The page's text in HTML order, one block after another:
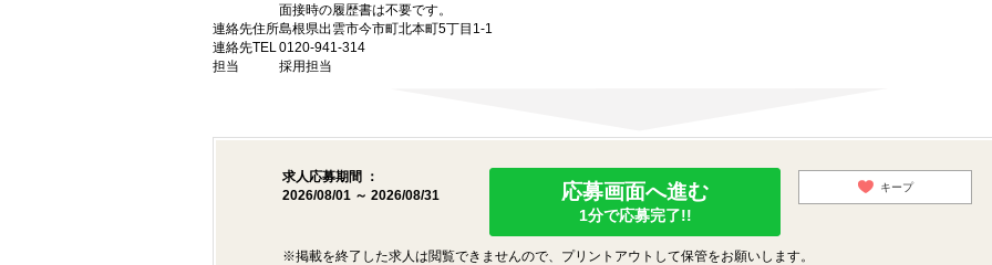
面接時の履歴書は不要です。
連絡先住所島根県出雲市今市町北本町5丁目1-1
連絡先TEL0120-941-314
担当
採用担当
求人応募期間 ：
2026/08/01 ～ 2026/08/31
応募画面へ進む
1分で応募完了!!
キープ
※掲載を終了した求人は閲覧できませんので、プリントアウトして保管をお願いします。